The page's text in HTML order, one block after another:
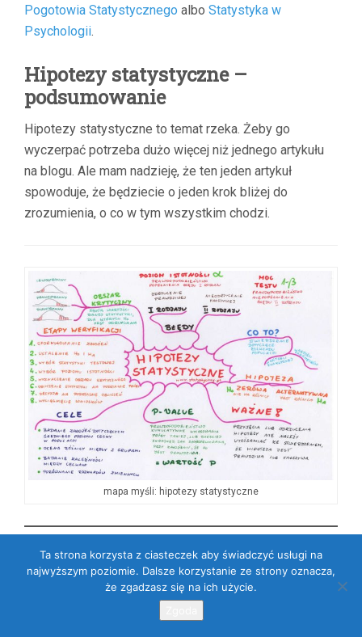
Pogotowia Statystycznego albo Statystyka w
Psychologii.
Hipotezy statystyczne –
podsumowanie
Hipotezy statystyczne to temat rzeka. Żeby go
wyczerpać potrzeba dużo więcej niż jednego artykułu
na blogu. Ale mam nadzieję, że ten jeden artykuł
spowoduje, że będziecie o jeden krok bliżej do
zrozumienia, o co w tym wszystkim chodzi.
mapa myśli: hipotezy statystyczne
Droga Czytelniczko! Drogi Czytelniku!
Dziękuję, że przeczytałaś/przeczytałeś mój artykuł.
Ta strona korzysta z ciasteczek aby świadczyć usługi na
najwyższym poziomie. Dalsze korzystanie ze strony oznacza,
że zgadzasz się na ich użycie.